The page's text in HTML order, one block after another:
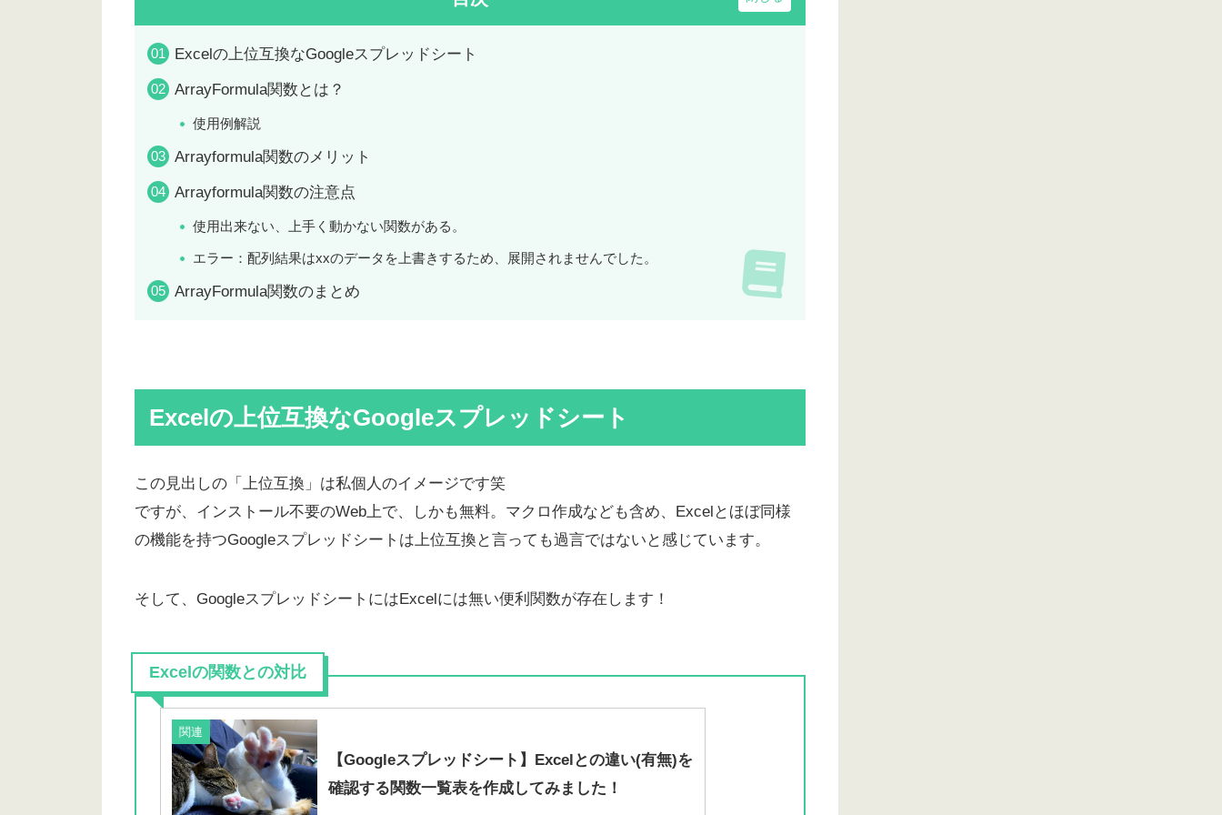
Excelの上位互換なGoogleスプレッドシート
ArrayFormula関数とは？
使用例解説
Arrayformula関数のメリット
Arrayformula関数の注意点
使用出来ない、上手く動かない関数がある。
エラー：配列結果はxxのデータを上書きするため、展開されませんでした。
ArrayFormula関数のまとめ
Excelの上位互換なGoogleスプレッドシート
この見出しの「上位互換」は私個人のイメージです笑
ですが、インストール不要のWeb上で、しかも無料。マクロ作成なども含め、Excelとほぼ同様
の機能を持つGoogleスプレッドシートは上位互換と言っても過言ではないと感じています。
そして、GoogleスプレッドシートにはExcelには無い便利関数が存在します！
Excelの関数との対比
関連
【Googleスプレッドシート】Excelとの違い(有無)を
確認する関数一覧表を作成してみました！